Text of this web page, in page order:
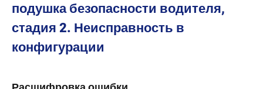
подушка безопасности водителя,
стадия 2. Неисправность в
конфигурации